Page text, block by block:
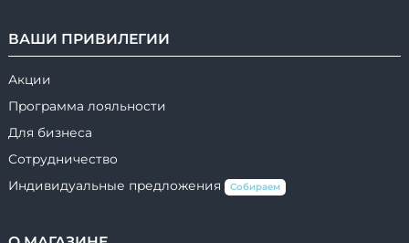
ВАШИ ПРИВИЛЕГИИ
Акции
Программа лояльности
Для бизнеса
Сотрудничество
Индивидуальные предложения
Собираем